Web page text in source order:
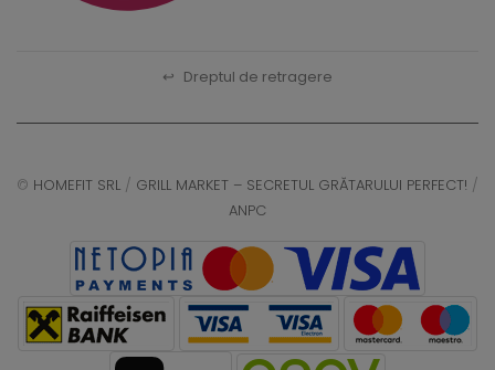
↩ Dreptul de retragere
© HOMEFIT SRL / GRILL MARKET – SECRETUL GRĂTARULUI PERFECT! /
ANPC